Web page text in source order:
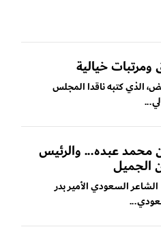
خيالية
الذي كتبه ناقدا المجلس
محمد عبده... والرئيس
الجميل
ال ٤ من مايو ٢.٢٤م الشاعر السعودي الأمير بدر